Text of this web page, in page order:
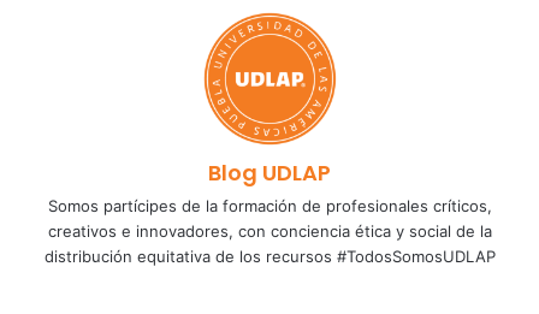
Blog UDLAP
Somos partícipes de la formación de profesionales críticos,
creativos e innovadores, con conciencia ética y social de la
distribución equitativa de los recursos #TodosSomosUDLAP